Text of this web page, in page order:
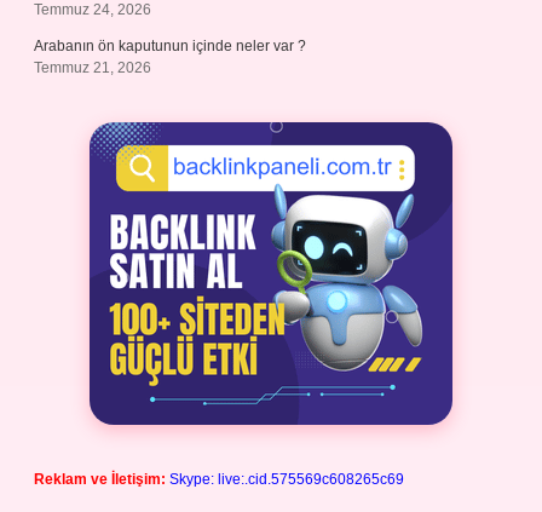
Temmuz 24, 2026
Arabanın ön kaputunun içinde neler var ?
Temmuz 21, 2026
Reklam ve İletişim: Skype: live:.cid.575569c608265c69